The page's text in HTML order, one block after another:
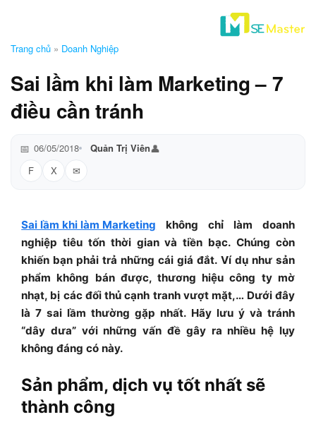
Trang chủ » Doanh Nghiệp
Sai lầm khi làm Marketing – 7
điều cần tránh
06/05/2018
Quản Trị Viên
F
X
Sai lầm khi làm Marketing không chỉ làm doanh
nghiệp tiêu tốn thời gian và tiền bạc. Chúng còn
khiến bạn phải trả những cái giá đắt. Ví dụ như sản
phẩm không bán được, thương hiệu công ty mờ
nhạt, bị các đối thủ cạnh tranh vượt mặt,… Dưới đây
là 7 sai lầm thường gặp nhất. Hãy lưu ý và tránh
“dây dưa” với những vấn đề gây ra nhiều hệ lụy
không đáng có này.
Sản phẩm, dịch vụ tốt nhất sẽ
thành công